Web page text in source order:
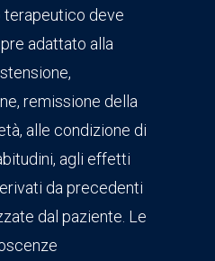
deve
adattato alla
remissione della
alle condizione di
agli effetti
da precedenti
dal paziente. Le